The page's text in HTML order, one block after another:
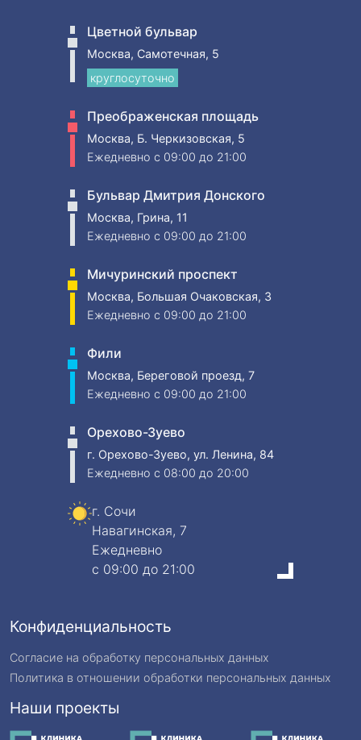
Цветной бульвар
Москва, Самотечная, 5
круглосуточно
Преображенская площадь
Москва, Б. Черкизовская, 5
Ежедневно c 09:00 до 21:00
Бульвар Дмитрия Донского
Москва, Грина, 11
Ежедневно c 09:00 до 21:00
Мичуринский проспект
Москва, Большая Очаковская, 3
Ежедневно c 09:00 до 21:00
Фили
Москва, Береговой проезд, 7
Ежедневно c 09:00 до 21:00
Орехово-Зуево
г. Орехово-Зуево, ул. Ленина, 84
Ежедневно c 08:00 до 20:00
г. Сочи
Навагинская, 7
Ежедневно
c 09:00 до 21:00
Конфиденциальность
Согласие на обработку персональных данных
Политика в отношении обработки персональных данных
Наши проекты